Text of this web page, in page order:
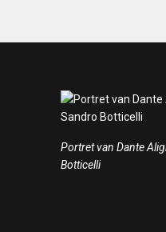
Portret van Dante
Botticelli